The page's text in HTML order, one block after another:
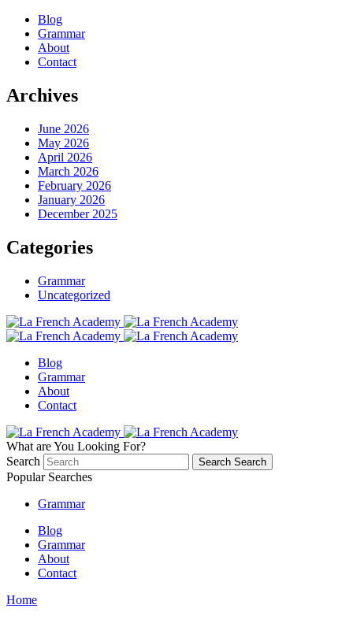
Blog
Grammar
About
Contact
Archives
June 2026
May 2026
April 2026
March 2026
February 2026
January 2026
December 2025
Categories
Grammar
Uncategorized
Blog
Grammar
About
Contact
What are You Looking For?
Search
Search Search
Popular Searches
Grammar
Blog
Grammar
About
Contact
Home